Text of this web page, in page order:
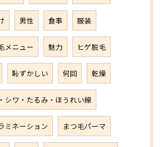
男性 食事 服装
メニュー 魅力 ヒゲ脱毛
恥ずかしい 何回 乾燥
シワ・たるみ・ほうれい線
ミネーション まつ毛パーマ